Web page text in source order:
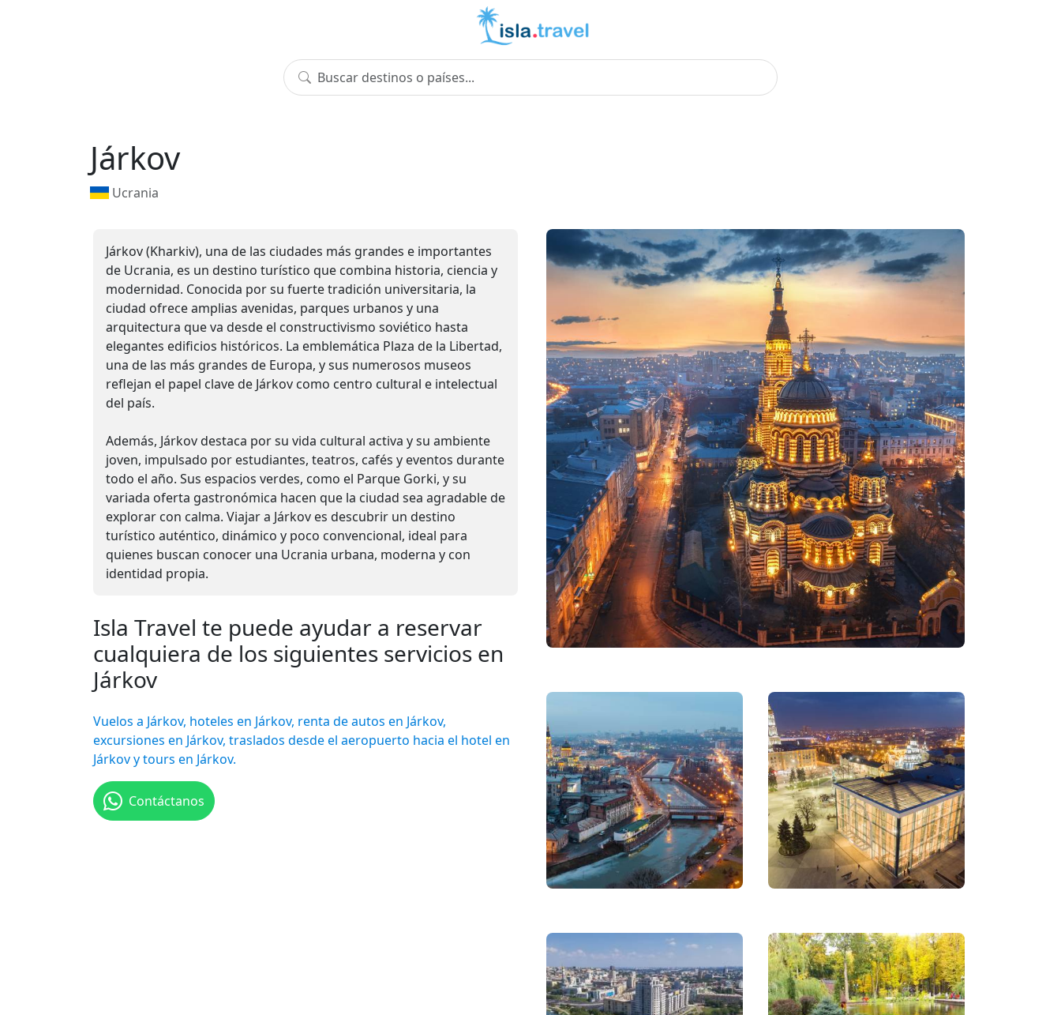
Járkov
Ucrania
Járkov (Kharkiv), una de las ciudades más grandes e importantes
de Ucrania, es un destino turístico que combina historia, ciencia y
modernidad. Conocida por su fuerte tradición universitaria, la
ciudad ofrece amplias avenidas, parques urbanos y una
arquitectura que va desde el constructivismo soviético hasta
elegantes edificios históricos. La emblemática Plaza de la Libertad,
una de las más grandes de Europa, y sus numerosos museos
reflejan el papel clave de Járkov como centro cultural e intelectual
del país.
Además, Járkov destaca por su vida cultural activa y su ambiente
joven, impulsado por estudiantes, teatros, cafés y eventos durante
todo el año. Sus espacios verdes, como el Parque Gorki, y su
variada oferta gastronómica hacen que la ciudad sea agradable de
explorar con calma. Viajar a Járkov es descubrir un destino
turístico auténtico, dinámico y poco convencional, ideal para
quienes buscan conocer una Ucrania urbana, moderna y con
identidad propia.
Isla Travel te puede ayudar a reservar
cualquiera de los siguientes servicios en
Járkov
Vuelos a Járkov, hoteles en Járkov, renta de autos en Járkov,
excursiones en Járkov, traslados desde el aeropuerto hacia el hotel en
Járkov y tours en Járkov.
Contáctanos